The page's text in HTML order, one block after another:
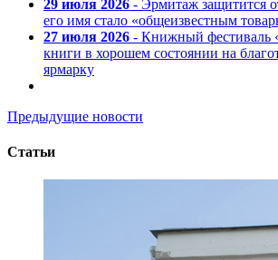
29 июля 2026 - Эрмитаж защитится
его имя стало «общеизвестным
27 июля 2026 - Книжный фестиваль
книги в хорошем состоянии на
ярмарку
Предыдущие новости
Статьи